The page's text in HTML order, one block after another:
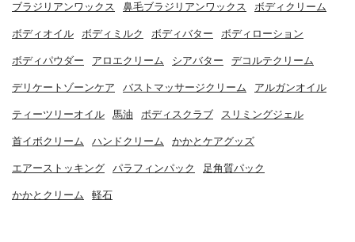
ブラジリアンワックス 鼻毛ブラジリアンワックス ボディクリーム
ボディオイル ボディミルク ボディバター ボディローション
ボディパウダー アロエクリーム シアバター デコルテクリーム
デリケートゾーンケア バストマッサージクリーム アルガンオイル
ティーツリーオイル 馬油 ボディスクラブ スリミングジェル
首イボクリーム ハンドクリーム かかとケアグッズ
エアーストッキング パラフィンパック 足角質パック
かかとクリーム 軽石